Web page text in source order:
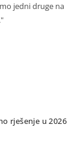
jedni druge na
rješenje u 2026